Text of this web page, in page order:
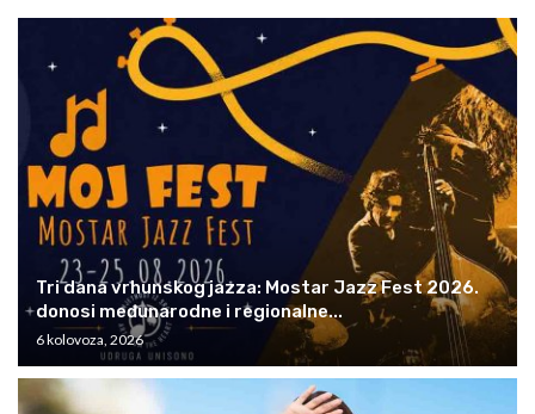
Tri dana vrhunskog jazza: Mostar Jazz Fest 2026.
donosi međunarodne i regionalne...
6 kolovoza, 2026